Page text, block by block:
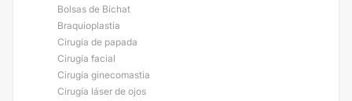
Bolsas de Bichat
Braquioplastia
Cirugía de papada
Cirugía facial
Cirugía ginecomastia
Cirugía láser de ojos